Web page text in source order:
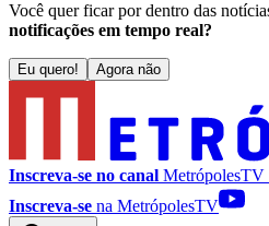
Você quer ficar por dentro das
notificações em tempo real?
Eu quero! Agora não
Inscreva-se no canal MetrópolesTV
Inscreva-se na MetrópolesTV